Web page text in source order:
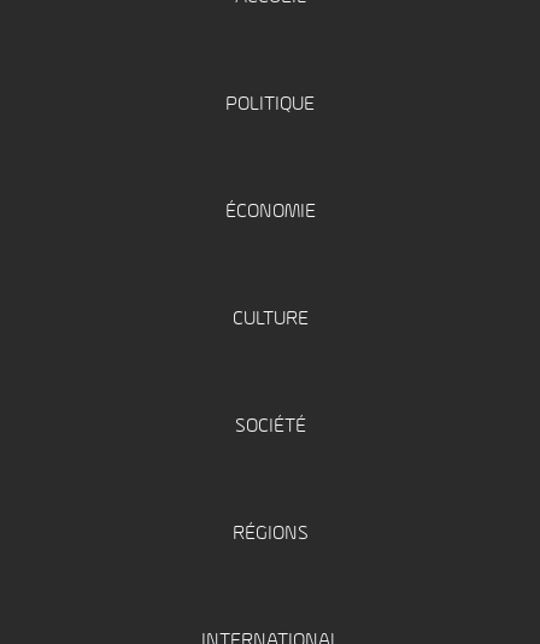
POLITIQUE
ÉCONOMIE
CULTURE
SOCIÉTÉ
RÉGIONS